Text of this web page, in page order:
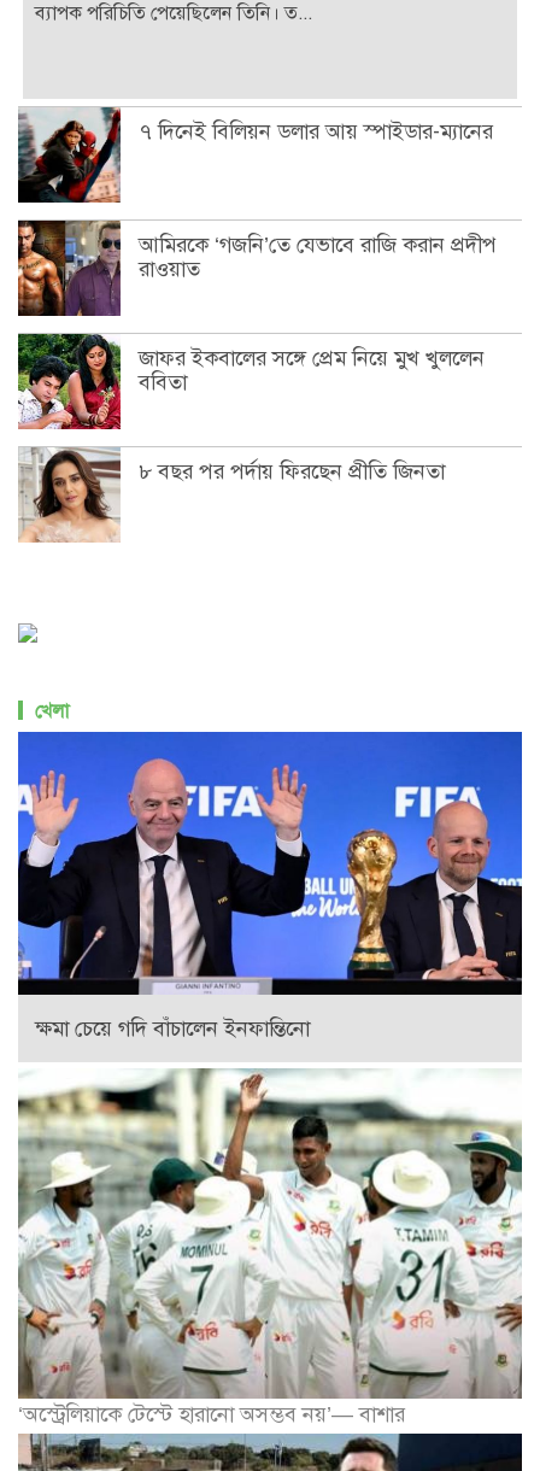
ব্যাপক পরিচিতি পেয়েছিলেন তিনি। ত...
৭ দিনেই বিলিয়ন ডলার আয় স্পাইডার-ম্যানের
আমিরকে ‘গজনি’তে যেভাবে রাজি করান প্রদীপ
রাওয়াত
জাফর ইকবালের সঙ্গে প্রেম নিয়ে মুখ খুললেন
ববিতা
৮ বছর পর পর্দায় ফিরছেন প্রীতি জিনতা
খেলা
ক্ষমা চেয়ে গদি বাঁচালেন ইনফান্তিনো
‘অস্ট্রেলিয়াকে টেস্টে হারানো অসম্ভব নয়’— বাশার